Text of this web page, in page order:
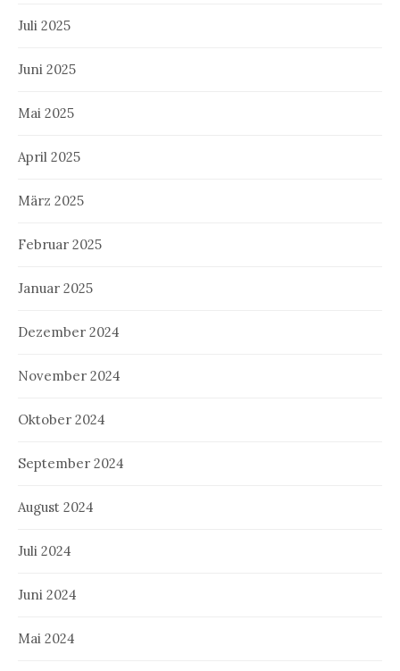
Juli 2025
Juni 2025
Mai 2025
April 2025
März 2025
Februar 2025
Januar 2025
Dezember 2024
November 2024
Oktober 2024
September 2024
August 2024
Juli 2024
Juni 2024
Mai 2024